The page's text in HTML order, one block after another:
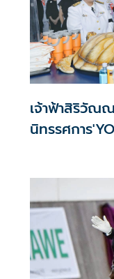
เจ้าฟ้าสิริวัณ
นิทรรศการ